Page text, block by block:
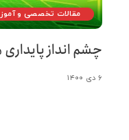
مقالات تخصصی و
چشم انداز پایداری
۶ دی ۱۴۰۰